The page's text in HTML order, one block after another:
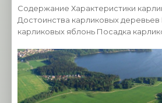
Содержание Характеристики
Достоинства карликовых деревьев
карликовых яблонь Посадка
слаборослым саженцам.